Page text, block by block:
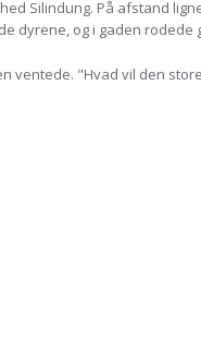
Silindung. På afstand
dyrene, og i gaden rodede
ventede. "Hvad vil den